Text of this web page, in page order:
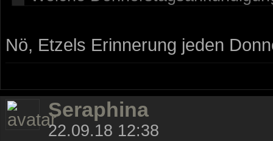
Nö, Etzels Erinnerung jeden
Seraphina
22.09.18 12:38